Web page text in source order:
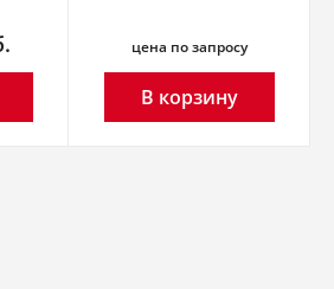
цена по запросу
В корзину